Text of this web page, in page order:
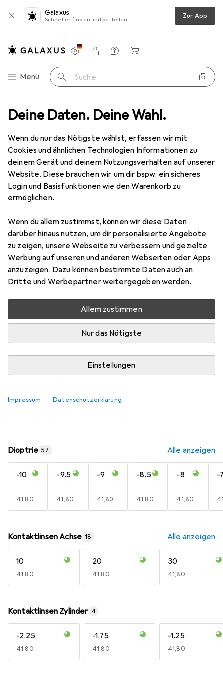
Deine Daten. Deine Wahl.
Wenn du nur das Nötigste wählst, erfassen wir mit
Cookies und ähnlichen Technologien Informationen zu
deinem Gerät und deinem Nutzungsverhalten auf unserer
Website. Diese brauchen wir, um dir bspw. ein sicheres
Login und Basisfunktionen wie den Warenkorb zu
ermöglichen.
Wenn du allem zustimmst, können wir diese Daten
darüber hinaus nutzen, um dir personalisierte Angebote
zu zeigen, unsere Webseite zu verbessern und gezielte
Werbung auf unseren und anderen Webseiten oder Apps
anzuzeigen. Dazu können bestimmte Daten auch an
Dritte und Werbepartner weitergegeben werden.
Allem zustimmen
Nur das Nötigste
Einstellungen
Impressum Datenschutzerklärung
Galaxus
Schneller finden und bestellen Zur App
Navigation nach Kategorien
Menü Suche
Einstellungen
Kundenkonto
Vergleichslisten
Merklisten
Warenkorb
Kontaktlinsen Air Optix plus HydraGlyde for Astigmatism
Air Optixplus HydraGlyde for
Astigmatism
+0.75, Monatslinse, 6 Stk., Torisch
Preis in EUR inkl. MwSt.
EUR
41,80 EUR
6,97/1Stk.
Bewertungen
Zwischen Fr, 14.8. und Sa, 15.8. geliefert
Mehr als 10 Stück an Lager beim Lieferanten
Lieferort angeben für genaue Lieferzeit
In den Warenkorb
Dioptrie 57 Alle anzeigen
-10
EUR
41,80
-9.5
EUR
41,80
-9
EUR
41,80
-8.5
EUR
41,80
-8
EUR
41,80
-
Kontaktlinsen Achse 18 Alle anzeigen
10
EUR
41,80
20
EUR
41,80
30
EUR
41,80
Kontaktlinsen Zylinder 4
-2.25
EUR
41,80
-1.75
EUR
41,80
-1.25
EUR
41,80